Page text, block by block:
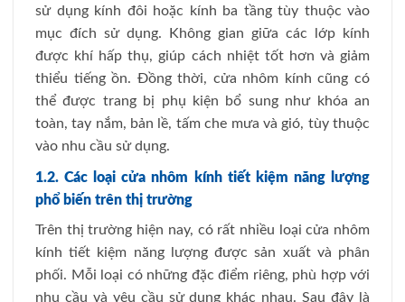
sử dụng kính đôi hoặc kính ba tầng tùy thuộc vào
mục đích sử dụng. Không gian giữa các lớp kính
được khí hấp thụ, giúp cách nhiệt tốt hơn và giảm
thiểu tiếng ồn. Đồng thời, cửa nhôm kính cũng có
thể được trang bị phụ kiện bổ sung như khóa an
toàn, tay nắm, bản lề, tấm che mưa và gió, tùy thuộc
vào nhu cầu sử dụng.
1.2. Các loại cửa nhôm kính tiết kiệm năng lượng
phổ biến trên thị trường
Trên thị trường hiện nay, có rất nhiều loại cửa nhôm
kính tiết kiệm năng lượng được sản xuất và phân
phối. Mỗi loại có những đặc điểm riêng, phù hợp với
nhu cầu và yêu cầu sử dụng khác nhau. Sau đây là